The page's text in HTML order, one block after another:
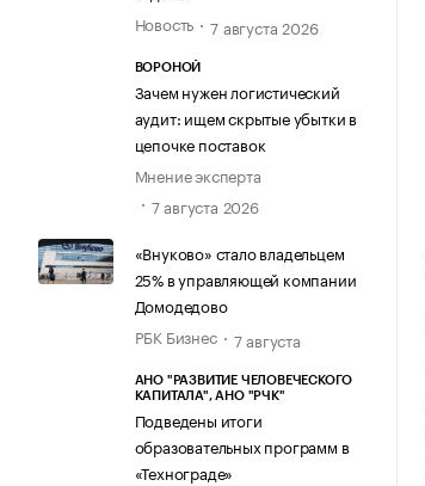
Новость
7 августа 2026
ВОРОНОЙ
Зачем нужен логистический
аудит: ищем скрытые убытки в
цепочке поставок
Мнение эксперта
7 августа 2026
«Внуково» стало владельцем
25% в управляющей компании
Домодедово
РБК Бизнес
7 августа
АНО "РАЗВИТИЕ ЧЕЛОВЕЧЕСКОГО
КАПИТАЛА", АНО "РЧК"
Подведены итоги
образовательных программ в
«Технограде»